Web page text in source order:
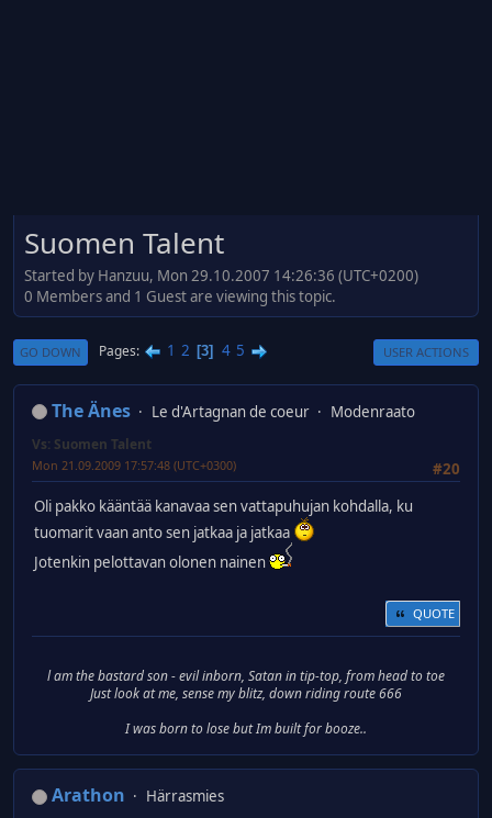
Suomen Talent
Started by Hanzuu, Mon 29.10.2007 14:26:36 (UTC+0200)
0 Members and 1 Guest are viewing this topic.
GO DOWN Pages 1 2 3 4 5 USER ACTIONS
The Änes Le d'Artagnan de coeur Modenraato
Vs: Suomen Talent
#20
Mon 21.09.2009 17:57:48 (UTC+0300)
Oli pakko kääntää kanavaa sen vattapuhujan kohdalla, ku
tuomarit vaan anto sen jatkaa ja jatkaa
Jotenkin pelottavan olonen nainen
QUOTE
l am the bastard son - evil inborn, Satan in tip-top, from head to toe
Just look at me, sense my blitz, down riding route 666
I was born to lose but Im built for booze..
Arathon Härrasmies